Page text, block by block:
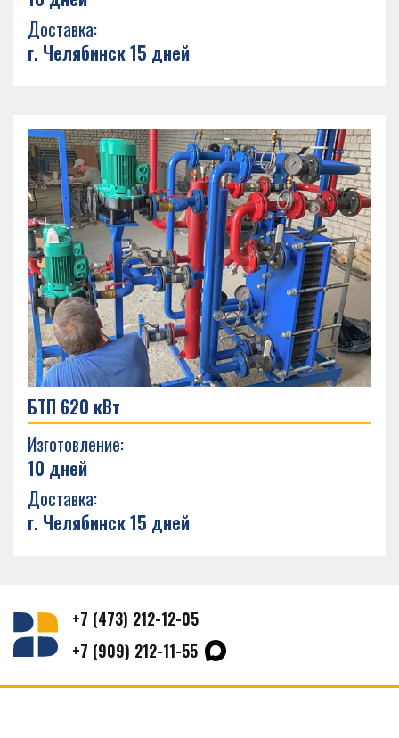
Доставка:
г. Челябинск 15 дней
БТП 620 кВт
Изготовление:
10 дней
Доставка:
г. Челябинск 15 дней
+7 (473) 212-12-05
+7 (909) 212-11-55